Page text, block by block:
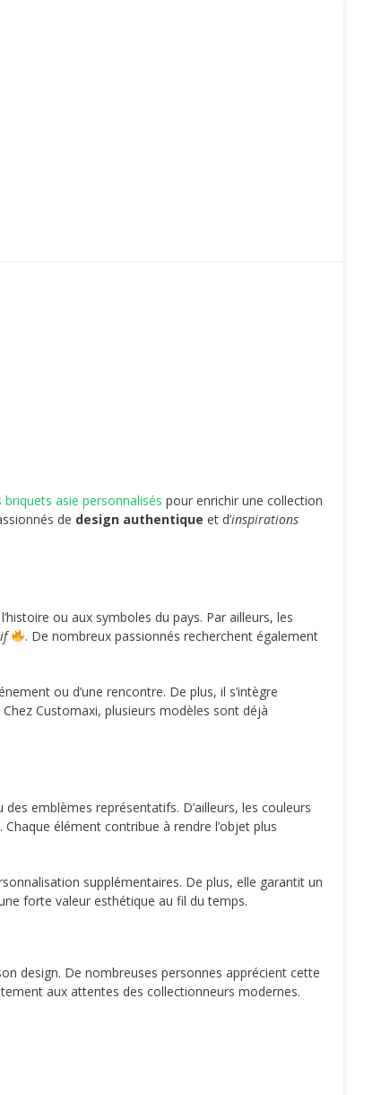
briquets asie personnalisés pour enrichir une collection
de design authentique et d’inspirations
ou aux symboles du pays. Par ailleurs, les
. De nombreux passionnés recherchent également
ou d’une rencontre. De plus, il s’intègre
Chez Customaxi, plusieurs modèles sont déjà
emblèmes représentatifs. D’ailleurs, les couleurs
. Chaque élément contribue à rendre l’objet plus
supplémentaires. De plus, elle garantit un
forte valeur esthétique au fil du temps.
design. De nombreuses personnes apprécient cette
aux attentes des collectionneurs modernes.